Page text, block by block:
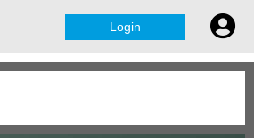
Login